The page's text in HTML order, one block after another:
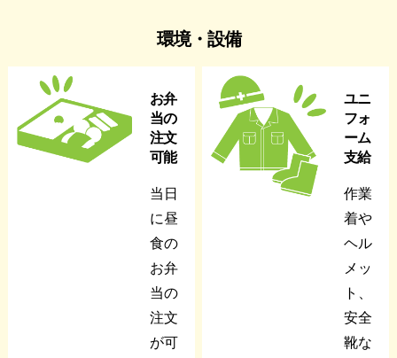
環境・設備
お弁
当の
注文
可能
当日
に昼
食の
お弁
当の
注文
が可
ユニ
フォ
ーム
支給
作業
着や
ヘル
メッ
ト、
安全
靴な